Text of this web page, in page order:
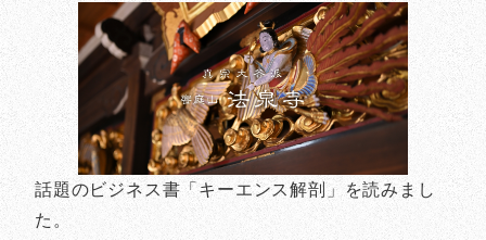
話題のビジネス書「キーエンス解剖」を読みまし
た。